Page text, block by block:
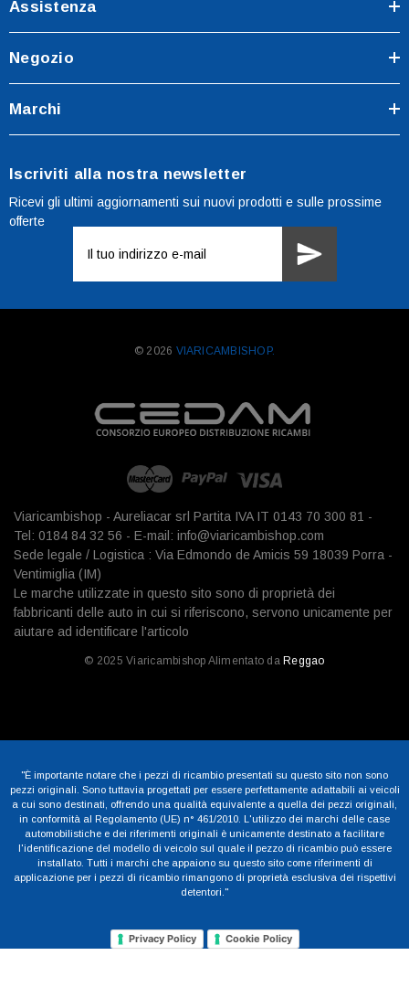
Assistenza
Negozio
Marchi
Iscriviti alla nostra newsletter
Ricevi gli ultimi aggiornamenti sui nuovi prodotti e sulle prossime
offerte
mail
© 2026 VIARICAMBISHOP.
Viaricambishop - Aureliacar srl Partita IVA IT 0143 70 300 81 -
Tel: 0184 84 32 56 - E-mail: info@viaricambishop.com
Sede legale / Logistica : Via Edmondo de Amicis 59 18039 Porra -
Ventimiglia (IM)
Le marche utilizzate in questo sito sono di proprietà dei
fabbricanti delle auto in cui si riferiscono, servono unicamente per
aiutare ad identificare l'articolo
© 2025 Viaricambishop Alimentato da Reggao
"È importante notare che i pezzi di ricambio presentati su questo sito non sono
pezzi originali. Sono tuttavia progettati per essere perfettamente adattabili ai veicoli
a cui sono destinati, offrendo una qualità equivalente a quella dei pezzi originali,
in conformità al Regolamento (UE) n° 461/2010. L'utilizzo dei marchi delle case
automobilistiche e dei riferimenti originali è unicamente destinato a facilitare
l'identificazione del modello di veicolo sul quale il pezzo di ricambio può essere
installato. Tutti i marchi che appaiono su questo sito come riferimenti di
applicazione per i pezzi di ricambio rimangono di proprietà esclusiva dei rispettivi
detentori."
Privacy Policy Cookie Policy